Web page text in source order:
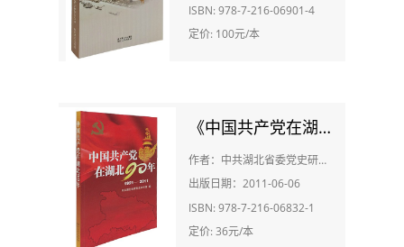
ISBN: 978-7-216-06901-4
定价: 100元/本
《中国共产党在湖北90年》
作者：中共湖北省委党史研究室
出版日期：2011-06-06
ISBN: 978-7-216-06832-1
定价: 36元/本